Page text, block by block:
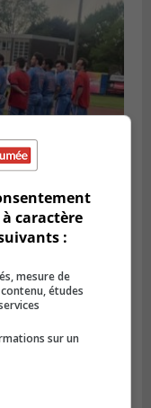
caractère
:
mesure de
études
sur un